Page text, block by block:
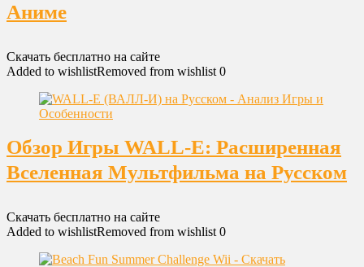
Аниме
Скачать бесплатно на сайте
Added to wishlistRemoved from wishlist 0
Обзор Игры WALL-E: Расширенная
Вселенная Мультфильма на Русском
Скачать бесплатно на сайте
Added to wishlistRemoved from wishlist 0